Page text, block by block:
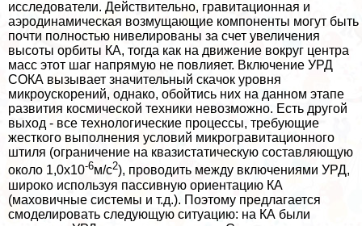
исследователи. Действительно, гравитационная и
аэродинамическая возмущающие компоненты могут быть
почти полностью нивелированы за счет увеличения
высоты орбиты КА, тогда как на движение вокруг центра
масс этот шаг напрямую не повлияет. Включение УРД
СОКА вызывает значительный скачок уровня
микроускорений, однако, обойтись них на данном этапе
развития космической техники невозможно. Есть другой
выход - все технологические процессы, требующие
жесткого выполнения условий микрогравитационного
штиля (ограничение на квазистатическую составляющую
около 1,0x10-6м/с2), проводить между включениями УРД,
широко используя пассивную ориентацию КА
(маховичные системы и т.д.). Поэтому предлагается
смоделировать следующую ситуацию: на КА были